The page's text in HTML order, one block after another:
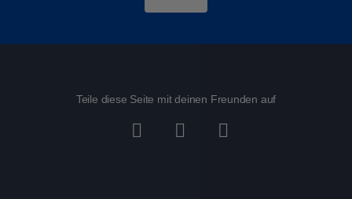
Teile diese Seite mit deinen Freunden auf